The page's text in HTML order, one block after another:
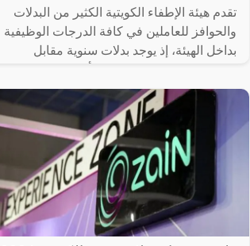
تقدم هيئة الإطفاء الكويتية الكثير من البدلات
والحوافز للعاملين في كافة الدرجات الوظيفية
بداخل الهيئة، إذ يوجد بدلات سنوية مقابل